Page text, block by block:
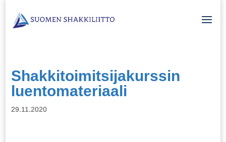
Shakkitoimitsijakurssin
luentomateriaali
29.11.2020